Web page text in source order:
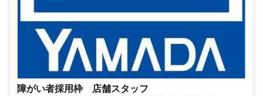
障がい者採用枠 店舗スタッフ